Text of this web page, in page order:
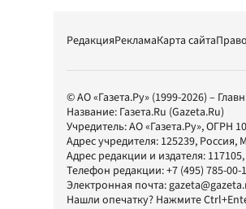
РедакцияРекламаКарта сайта
© АО «Газета.Ру» (1999-2026) –
Название: Газета.Ru (Gazeta.Ru)
Учредитель:АО «Газета.Ру», ОГРН
Адрес учредителя: 125239,
Адрес редакции и издателя: 117105
Телефон редакции:+7 (495) 785-00-
Электронная почта:
Нашли опечатку? Нажмите